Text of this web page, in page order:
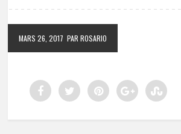
MARS 26, 2017 PAR ROSARIO